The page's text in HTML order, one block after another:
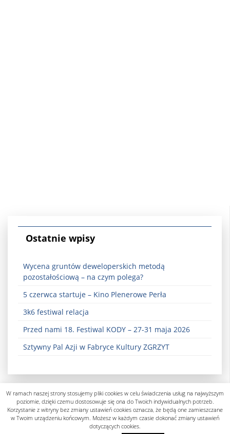
Ostatnie wpisy
Wycena gruntów deweloperskich metodą
pozostałościową – na czym polega?
5 czerwca startuje – Kino Plenerowe Perła
3k6 festiwal relacja
Przed nami 18. Festiwal KODY – 27-31 maja 2026
Sztywny Pal Azji w Fabryce Kultury ZGRZYT
W ramach naszej strony stosujemy pliki cookies w celu świadczenia usług na najwyższym
poziomie, dzięki czemu dostosowuje się ona do Twoich indywidualnych potrzeb.
Korzystanie z witryny bez zmiany ustawień cookies oznacza, że będą one zamieszczane
w Twoim urządzeniu końcowym. Możesz w każdym czasie dokonać zmiany ustawień
dotyczących cookies.